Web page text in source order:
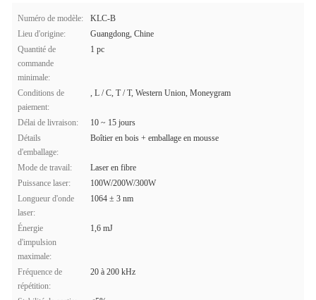
Numéro de modèle:
KLC-B
Lieu d'origine:
Guangdong, Chine
Quantité de
commande
minimale:
1 pc
Conditions de
paiement:
, L / C, T / T, Western Union, Moneygram
Délai de livraison:
10 ~ 15 jours
Détails
d'emballage:
Boîtier en bois + emballage en mousse
Mode de travail:
Laser en fibre
Puissance laser:
100W/200W/300W
Longueur d'onde
laser:
1064 ± 3 nm
Énergie
d'impulsion
maximale:
1,6 mJ
Fréquence de
répétition:
20 à 200 kHz